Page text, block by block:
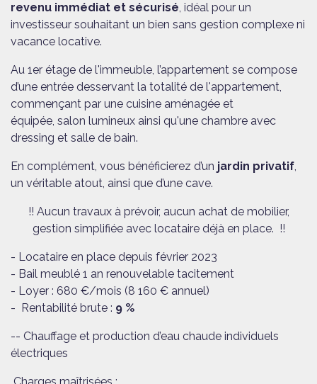
revenu immédiat et sécurisé, idéal pour un
investisseur souhaitant un bien sans gestion complexe ni
vacance locative.
Au 1er étage de l'immeuble, l’appartement se compose
d’une entrée desservant la totalité de l'appartement,
commençant par une cuisine aménagée et
équipée, salon lumineux ainsi qu'une chambre avec
dressing et salle de bain.
En complément, vous bénéficierez d’un jardin privatif,
un véritable atout, ainsi que d’une cave.
!! Aucun travaux à prévoir, aucun achat de mobilier,
gestion simplifiée avec locataire déjà en place. !!
- Locataire en place depuis février 2023
- Bail meublé 1 an renouvelable tacitement
- Loyer : 680 €/mois (8 160 € annuel)
- Rentabilité brute : 9 %
-- Chauffage et production d’eau chaude individuels
électriques